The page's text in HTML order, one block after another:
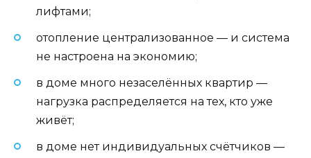
лифтами;
отопление централизованное — и система
не настроена на экономию;
в доме много незаселённых квартир —
нагрузка распределяется на тех, кто уже
живёт;
в доме нет индивидуальных счётчиков —